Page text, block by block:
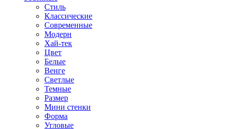
Стиль
Классические
Современные
Модерн
Хай-тек
Цвет
Белые
Венге
Светлые
Темные
Размер
Мини стенки
Форма
Угловые